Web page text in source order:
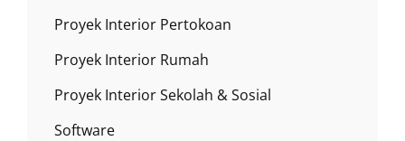
Proyek Interior Pertokoan
Proyek Interior Rumah
Proyek Interior Sekolah & Sosial
Software